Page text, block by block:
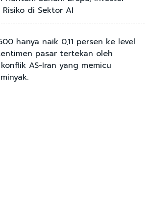
di Sektor AI
hanya naik 0,11 persen ke level
pasar tertekan oleh
AS-Iran yang memicu